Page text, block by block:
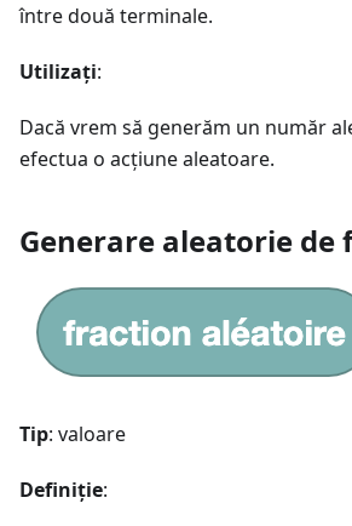
între două terminale.
Utilizați:
Dacă vrem să generăm un număr
efectua o acțiune aleatoare.
Generare aleatorie de
Tip: valoare
Definiție: